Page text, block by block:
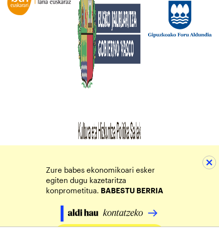
Zure babes ekonomikoari esker
egiten dugu kazetaritza
konprometitua. BABESTU BERRIA